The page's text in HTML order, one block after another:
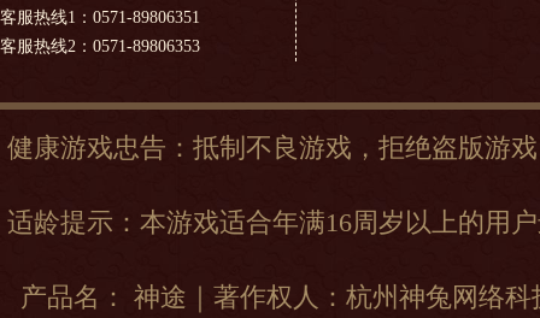
客服热线1：0571-89806351
客服热线2：0571-89806353
健康游戏忠告：抵制不良游戏，拒绝盗版游
适龄提示：本游戏适合年满16周岁以上的用
产品名： 神途｜著作权人：杭州神兔网络